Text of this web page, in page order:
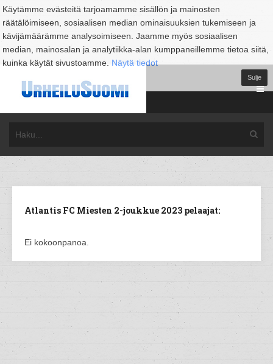
Käytämme evästeitä tarjoamamme sisällön ja mainosten
räätälöimiseen, sosiaalisen median ominaisuuksien tukemiseen ja
kävijämäärämme analysoimiseen. Jaamme myös sosiaalisen
median, mainosalan ja analytiikka-alan kumppaneillemme tietoa siitä,
kuinka käytät sivustoamme. Näytä tiedot
Sulje
Atlantis FC Miesten 2-joukkue 2023 pelaajat:
Ei kokoonpanoa.